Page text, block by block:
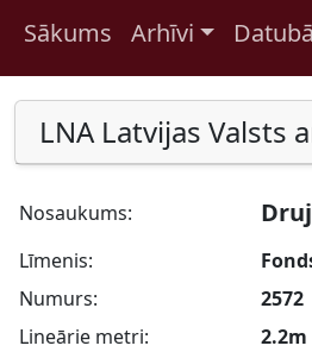
Pāriet uz saturu
Sākums Arhīvi
LNA Latvijas Valsts
Nosaukums:
Līmenis:
Numurs:
2572
Lineārie metri:
2.2m